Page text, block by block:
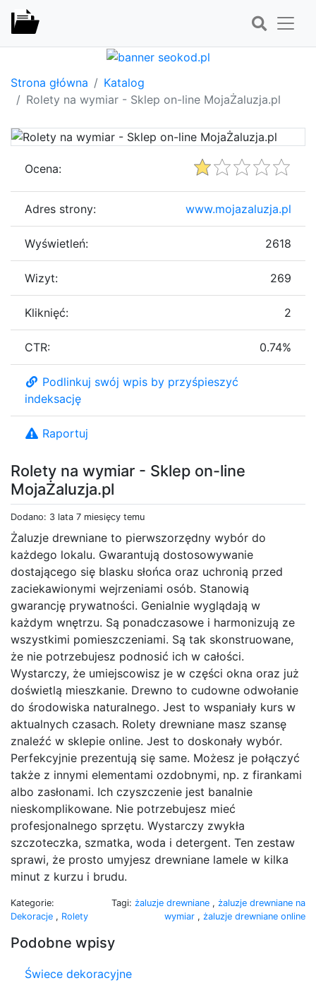
Strona główna
Katalog
Rolety na wymiar - Sklep on-line MojaŻaluzja.pl
Rolety na wymiar - Sklep on-line
MojaŻaluzja.pl
Dodano: 3 lata 7 miesięcy temu
Żaluzje drewniane to pierwszorzędny wybór do
każdego lokalu. Gwarantują dostosowywanie
dostającego się blasku słońca oraz uchronią przed
zaciekawionymi wejrzeniami osób. Stanowią
gwarancję prywatności. Genialnie wyglądają w
każdym wnętrzu. Są ponadczasowe i harmonizują ze
wszystkimi pomieszczeniami. Są tak skonstruowane,
że nie potrzebujesz podnosić ich w całości.
Wystarczy, że umiejscowisz je w części okna oraz już
doświetlą mieszkanie. Drewno to cudowne odwołanie
do środowiska naturalnego. Jest to wspaniały kurs w
aktualnych czasach. Rolety drewniane masz szansę
znaleźć w sklepie online. Jest to doskonały wybór.
Perfekcyjnie prezentują się same. Możesz je połączyć
także z innymi elementami ozdobnymi, np. z firankami
albo zasłonami. Ich czyszczenie jest banalnie
nieskomplikowane. Nie potrzebujesz mieć
profesjonalnego sprzętu. Wystarczy zwykła
szczoteczka, szmatka, woda i detergent. Ten zestaw
sprawi, że prosto umyjesz drewniane lamele w kilka
minut z kurzu i brudu.
Kategorie:
Dekoracje , Rolety
Tagi: żaluzje drewniane , żaluzje drewniane na
wymiar , żaluzje drewniane online
Podobne wpisy
Świece dekoracyjne
Ocena:
Adres strony: www.mojazaluzja.pl
Wyświetleń: 2618
Wizyt: 269
Kliknięć: 2
CTR: 0.74%
Podlinkuj swój wpis by przyśpieszyć
indeksację
Raportuj